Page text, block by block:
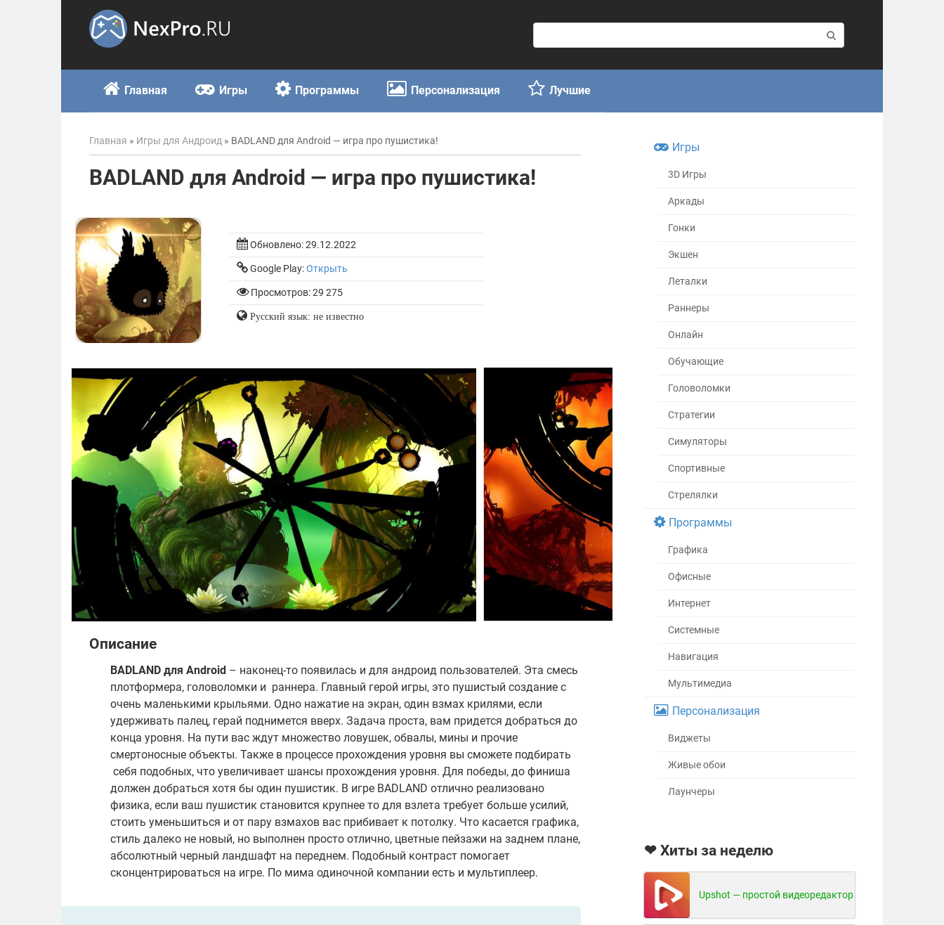
о
с
к
:
Главная Игры Программы Персонализация Лучшие
Главная » Игры для Андроид » BADLAND для Android — игра про пушистика!
BADLAND для Android — игра про пушистика!
Обновлено:29.12.2022
Google Play:Открыть
Просмотров: 29 275
Русский язык: не известно
Описание
BADLAND для Android – наконец-то появилась и для андроид пользователей. Эта смесь
плотформера, головоломки и раннера. Главный герой игры, это пушистый создание с
очень маленькими крыльями. Одно нажатие на экран, один взмах крилями, если
удерживать палец, герай поднимется вверх. Задача проста, вам придется добраться до
конца уровня. На пути вас ждут множество ловушек, обвалы, мины и прочие
смертоносные объекты. Также в процессе прохождения уровня вы сможете подбирать
себя подобных, что увеличивает шансы прохождения уровня. Для победы, до финиша
должен добраться хотя бы один пушистик. В игре BADLAND отлично реализовано
физика, если ваш пушистик становится крупнее то для взлета требует больше усилий,
стоить уменьшиться и от пару взмахов вас прибивает к потолку. Что касается графика,
стиль далеко не новый, но выполнен просто отлично, цветные пейзажи на заднем плане,
абсолютный черный ландшафт на переднем. Подобный контраст помогает
сконцентрироваться на игре. По мима одиночной компании есть и мультиплеер.
Игры
3D Игры
Аркады
Гонки
Экшен
Леталки
Раннеры
Онлайн
Обучающие
Головоломки
Стратегии
Симуляторы
Спортивные
Стрелялки
Программы
Графика
Офисные
Интернет
Системные
Навигация
Мультимедиа
Персонализация
Виджеты
Живые обои
Лаунчеры
❤ Хиты за неделю
Upshot — простой видеоредактор